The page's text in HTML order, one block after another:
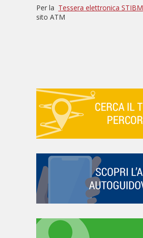
Per la Tessera elettronica STIBM
sito ATM